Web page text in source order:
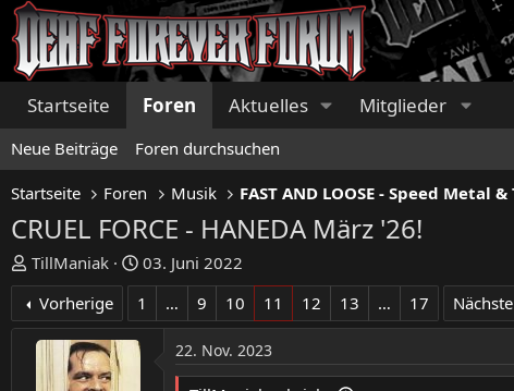
Startseite Foren Aktuelles Mitglieder
Neue Beiträge Foren durchsuchen
Startseite Foren Musik
CRUEL FORCE - HANEDA März '26!
E
r
t
TillManiak
E
r
s
t
03. Juni 2022
Vorherige
1 … 9 10 11 12 13 … 17 Nächste
22. Nov. 2023